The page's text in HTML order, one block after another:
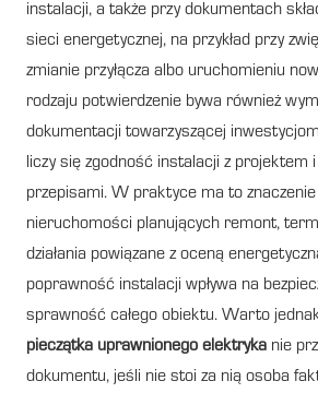
instalacji, a także przy dokumentach
sieci energetycznej, na przykład przy
zmianie przyłącza albo uruchomieniu
rodzaju potwierdzenie bywa również
dokumentacji towarzyszącej
liczy się zgodność instalacji z projektem
przepisami. W praktyce ma to znaczenie
nieruchomości planujących remont,
działania powiązane z oceną
poprawność instalacji wpływa na
sprawność całego obiektu. Warto
pieczątka uprawnionego elektryka nie
dokumentu, jeśli nie stoi za nią osoba